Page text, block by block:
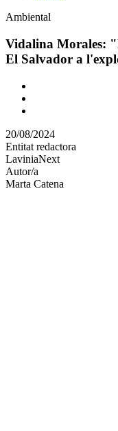
Àmbit
la
notícia
Ambiental
Vidalina Morales:
El Salvador a
Comparteix
altres
xarxes
socials
20/08/2024
Entitat redactora
LaviniaNext
Autor/a
Marta Catena